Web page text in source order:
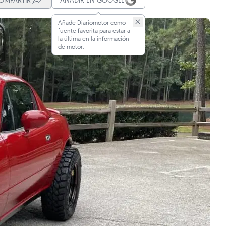
Añade Diariomotor como
fuente favorita para estar a
la última en la información
de motor.